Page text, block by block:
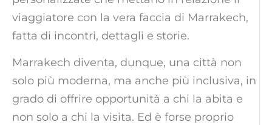
viaggiatore con la vera faccia di Marrakech,
fatta di incontri, dettagli e storie.
Marrakech diventa, dunque, una città non
solo più moderna, ma anche più inclusiva, in
grado di offrire opportunità a chi la abita e
non solo a chi la visita. Ed è forse proprio